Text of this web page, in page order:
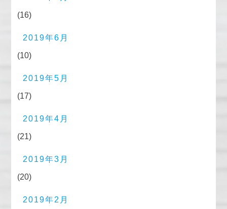
(16)
2019年6月
(10)
2019年5月
(17)
2019年4月
(21)
2019年3月
(20)
2019年2月